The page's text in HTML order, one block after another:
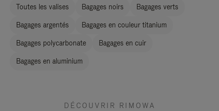
Toutes les valises Bagages noirs Bagages verts
Bagages argentés Bagages en couleur titanium
Bagages polycarbonate Bagages en cuir
Bagages en aluminium
DÉCOUVRIR RIMOWA